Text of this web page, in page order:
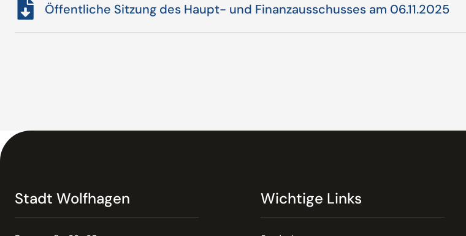
Öffentliche Sitzung des Haupt- und Finanzausschusses am 06.11.2025
Stadt Wolfhagen Wichtige Links